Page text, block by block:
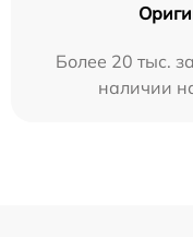
Более 20 тыс.
наличии